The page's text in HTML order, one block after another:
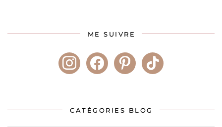
ME SUIVRE
instagramfacebookpinteresttiktok
CATÉGORIES BLOG